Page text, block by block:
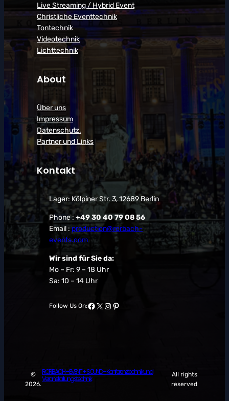
Live Streaming / Hybrid Event
Christliche Eventtechnik
Tontechnik
Videotechnik
Lichttechnik
About
Über uns
Impressum
Datenschutz.
Partner und Links
Kontakt
Lager: Kölpiner Str. 3, 12689 Berlin
Phone : +49 30 40 79 08 56
Email : production@rorbach-
events.com
Wir sind für Sie da:
Mo – Fr: 9 – 18 Uhr
Sa: 10 – 14 Uhr
Follow Us On:Facebook
X Instagram
Pinterest
©
2026.
RORBACH – EVENT + SOUND – Konferenztechnik und
Veranstaltungstechnik
All rights
reserved